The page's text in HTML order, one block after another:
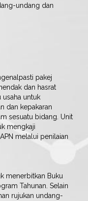
undang dan
pakej
dan hasrat
usaha untuk
dan kepakaran
sesuatu bidang. Unit
mengkaji
melalui penilaian
menerbitkan Buku
Tahunan. Selain
rujukan undang-